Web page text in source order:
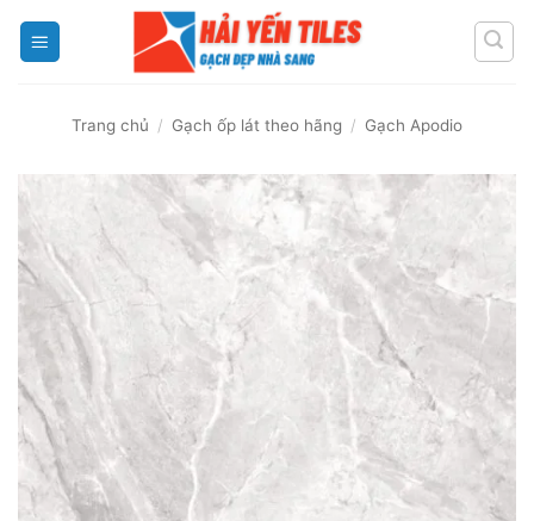
Trang chủ / Gạch ốp lát theo hãng / Gạch Apodio